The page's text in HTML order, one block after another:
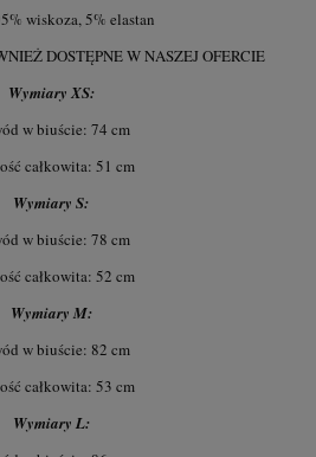
wiskoza, 5% elastan
DOSTĘPNE W NASZEJ OFERCIE
Wymiary XS:
w biuście: 74 cm
całkowita: 51 cm
Wymiary S:
w biuście: 78 cm
całkowita: 52 cm
Wymiary M:
w biuście: 82 cm
całkowita: 53 cm
Wymiary L: